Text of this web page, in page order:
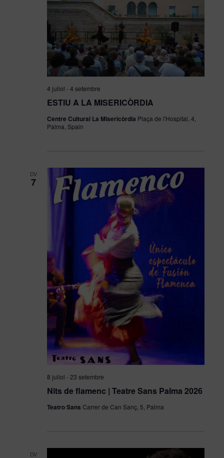
ESTIU A LA MISERICÒRDIA
4 juliol -4 setembre
Centre Cultural La Misericòrdia Plaça de l'Hospital, 4,
Palma, Spain
DV
7
Nits de flamenc | Teatre Sans Palma 2026
8 juliol - 23 setembre
Teatro Sans Carrer de Can Sanç, 5, Palma
DV